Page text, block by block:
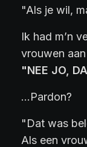
"Als je wil,
Ik had m’n
vrouwen
"NEE JO,
…Pardon?
"Dat was
Als een